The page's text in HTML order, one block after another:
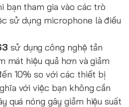
bạn tham gia vào các trò
sử dụng microphone là điều
sử dụng công nghệ tản
mát hiệu quả hơn và giảm
10% so với các thiết bị
với việc bạn không cần
quá nóng gây giảm hiệu suất